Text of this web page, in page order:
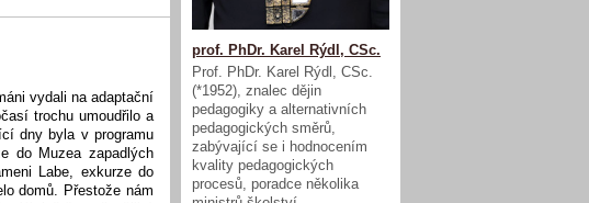
vydali na adaptační
trochu umoudřilo a
dny byla v programu
do Muzea zapadlých
Labe, exkurze do
domů. Přestože nám
prof. PhDr. Karel Rýdl, CSc.
Prof. PhDr. Karel Rýdl, CSc.
(*1952), znalec dějin
pedagogiky a alternativních
pedagogických směrů,
zabývající se i hodnocením
kvality pedagogických
procesů, poradce několika